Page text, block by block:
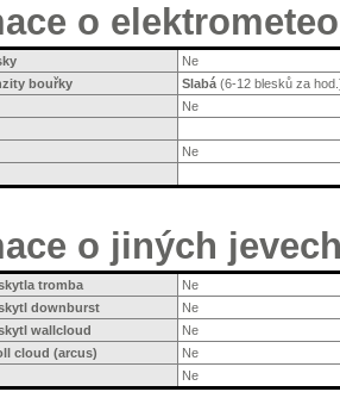
o
Ne
bouřky
Slabá (6-12 blesků za
Ne
Ne
o jiných
tromba
Ne
downburst
Ne
wallcloud
Ne
cloud (arcus)
Ne
Ne